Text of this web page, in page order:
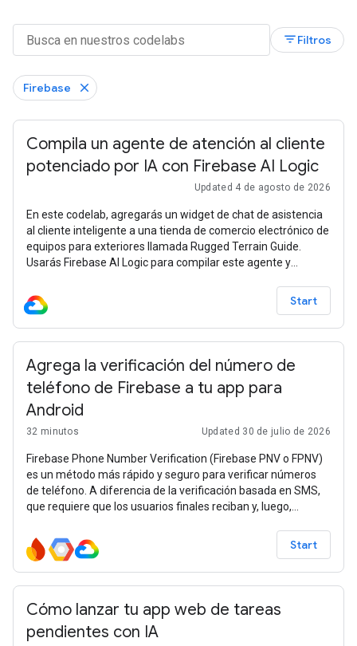
filter_listFiltros
Firebase
Compila un agente de atención al cliente
potenciado por IA con Firebase AI Logic
Updated 4 de agosto de 2026
En este codelab, agregarás un widget de chat de asistencia
al cliente inteligente a una tienda de comercio electrónico de
equipos para exteriores llamada Rugged Terrain Guide.
Usarás Firebase AI Logic para compilar este agente y
Start
Agrega la verificación del número de
teléfono de Firebase a tu app para
Android
32 minutos Updated 30 de julio de 2026
Firebase Phone Number Verification (Firebase PNV o FPNV)
es un método más rápido y seguro para verificar números
de teléfono. A diferencia de la verificación basada en SMS,
que requiere que los usuarios finales reciban y, luego,
Start
Cómo lanzar tu app web de tareas
pendientes con IA